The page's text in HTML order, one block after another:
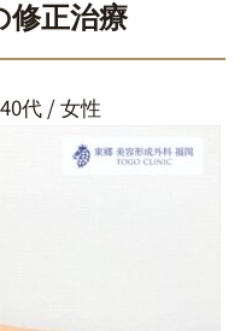
修正治療
代 / 女性